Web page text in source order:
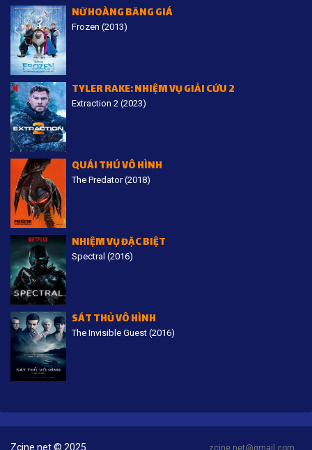
NỮ HOÀNG BĂNG GIÁ
Frozen (2013)
TYLER RAKE: NHIỆM VỤ GIẢI CỨU 2
Extraction 2 (2023)
QUÁI THÚ VÔ HÌNH
The Predator (2018)
NHIỆM VỤ ĐẶC BIỆT
Spectral (2016)
SÁT THỦ VÔ HÌNH
The Invisible Guest (2016)
Zcine.net © 2025 zcine.net@gmail.com